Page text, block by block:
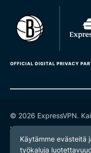
© 2026 ExpressVPN.
Yksityisyyskäytäntö
Palveluehdot